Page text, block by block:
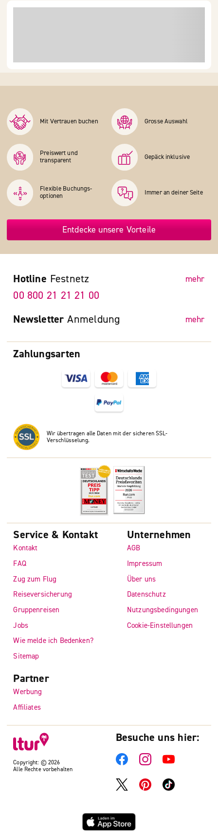
Mit Vertrauen buchen Grosse Auswahl
Preiswert und
transparent
Gepäck inklusive
Flexible Buchungs­
optionen
Immer an deiner Seite
Entdecke unsere Vorteile
Zahlungsarten
Wir übertragen alle Daten mit der sicheren SSL-
Verschlüsselung.
Hotline Festnetz mehr
00 800 21 21 21 00
Newsletter Anmeldung mehr
Copyright: © 2026
Alle Rechte vorbehalten
Service & Kontakt
Kontakt
FAQ
Zug zum Flug
Reiseversicherung
Gruppenreisen
Jobs
Wie melde ich Bedenken?
Sitemap
Unternehmen
AGB
Impressum
Über uns
Datenschutz
Nutzungsbedingungen
Cookie-Einstellungen
Partner
Werbung
Affiliates
Besuche uns hier: